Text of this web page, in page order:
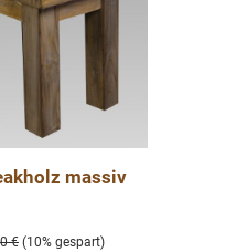
massiv
Preis:
€ (10% gespart)